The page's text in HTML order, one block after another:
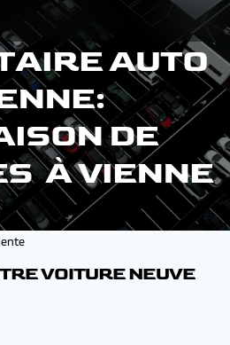
AUTO
DE
À VIENNE
VOITURE NEUVE